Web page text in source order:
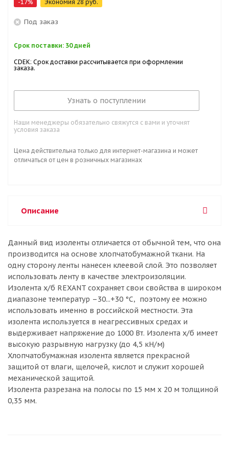
-17% Экономия 28 руб.
Под заказ
Срок поставки: 30 дней
CDEK: Срок доставки рассчитывается при оформлении
заказа.
Узнать о поступлении
Наши менеджеры обязательно свяжутся с вами и уточнят
условия заказа
Цена действительна только для интернет-магазина и может
отличаться от цен в розничных магазинах
Описание
Данный вид изоленты отличается от обычной тем, что она
производится на основе хлопчатобумажной ткани. На
одну сторону ленты нанесен клеевой слой. Это позволяет
использовать ленту в качестве электроизоляции.
Изолента х/б REXANT сохраняет свои свойства в широком
диапазоне температур –30...+30 °С, поэтому ее можно
использовать именно в российской местности. Эта
изолента используется в неагрессивных средах и
выдерживает напряжение до 1000 Вт. Изолента х/б имеет
высокую разрывную нагрузку (до 4,5 кН/м)
Хлопчатобумажная изолента является прекрасной
защитой от влаги, щелочей, кислот и служит хорошей
механической защитой.
Изолента разрезана на полосы по 15 мм х 20 м толщиной
0,35 мм.